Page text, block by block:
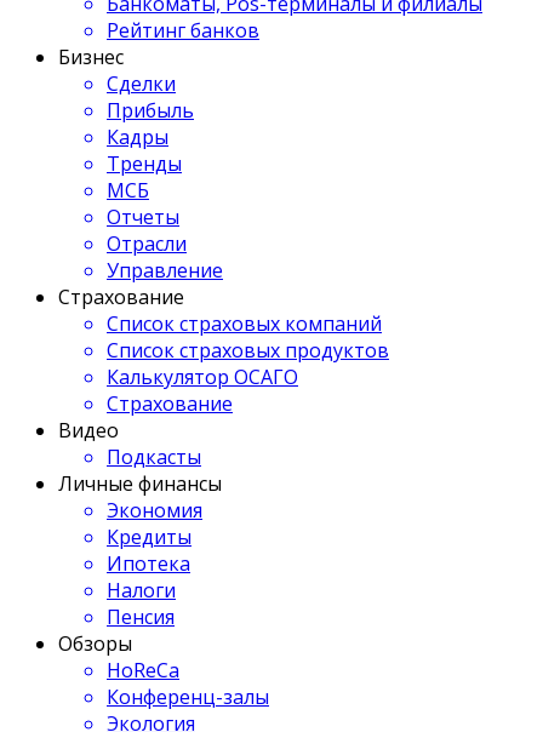
Рейтинг банков
Бизнес
Сделки
Прибыль
Кадры
Тренды
МСБ
Отчеты
Отрасли
Управление
Страхование
Список страховых компаний
Список страховых продуктов
Калькулятор ОСАГО
Страхование
Видео
Подкасты
Личные финансы
Экономия
Кредиты
Ипотека
Налоги
Пенсия
Обзоры
HoReCa
Конференц-залы
Экология